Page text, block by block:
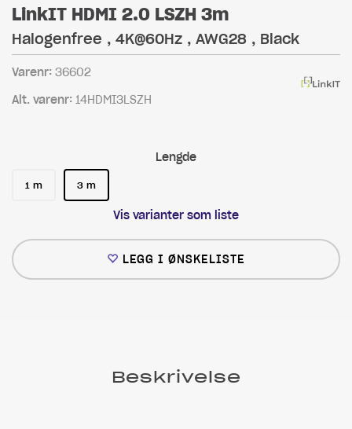
LinkIT HDMI 2.0 LSZH 3m
Halogenfree , 4K@60Hz , AWG28 , Black
Varenr: 36602
Alt. varenr: 14HDMI3LSZH
Lengde
1 m 3 m
Vis varianter som liste
LEGG I ØNSKELISTE
Beskrivelse